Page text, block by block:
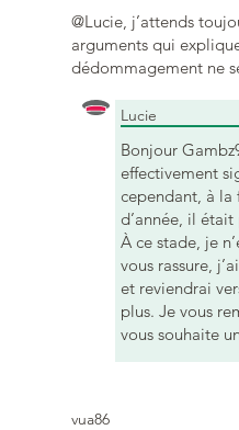
@Lucie, j’attends
arguments qui
dédommagement ne
Lucie
Bonjour
effectivement
cependant, à la
d’année, il
À ce stade, je
vous rassure,
et reviendrai
plus. Je vous
vous souhaite
vua86